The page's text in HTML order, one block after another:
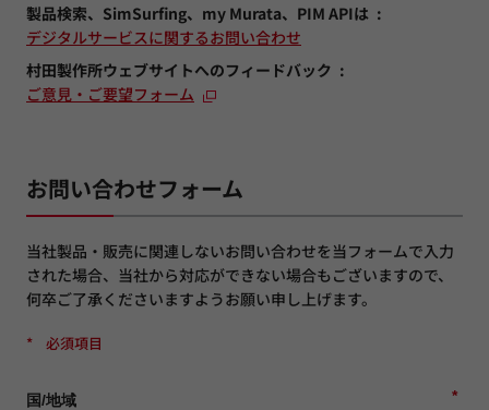
製品検索、SimSurfing、my Murata、PIM APIは
デジタルサービスに関するお問い合わせ
村田製作所ウェブサイトへのフィードバック
ご意見・ご要望フォーム
お問い合わせフォーム
当社製品・販売に関連しないお問い合わせを当フォームで入力
された場合、当社から対応ができない場合もございますので、
何卒ご了承くださいますようお願い申し上げます。
* 必須項目
*
国/地域